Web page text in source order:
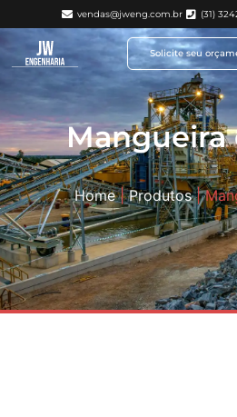
vendas@jweng.com.br (31)
Solicite seu
Mangueira
Home|Produtos|